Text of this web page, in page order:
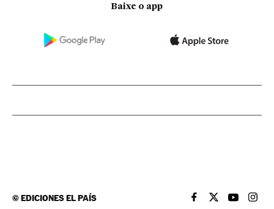
Baixe o app
©EDICIONES EL PAÍS EL PAÍS BRASIL EN
EL PAÍSEL PAÍS
EL